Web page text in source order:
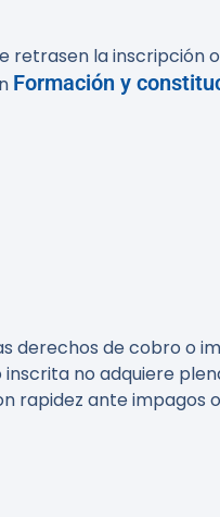
la inscripción
Formación y
derechos de cobro o
no adquiere
rapidez ante impagos